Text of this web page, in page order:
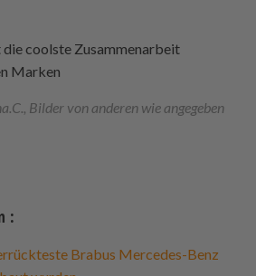
die coolste Zusammenarbeit
Marken
Bilder von anderen wie angegeben
:
Brabus Mercedes-Benz